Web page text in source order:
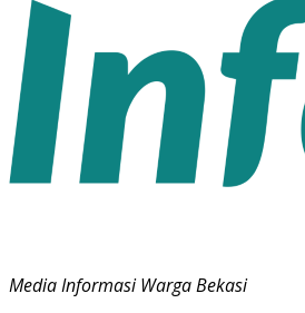
Media Informasi Warga Bekasi